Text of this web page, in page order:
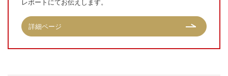
レポートにてお伝えします。
詳細ページ